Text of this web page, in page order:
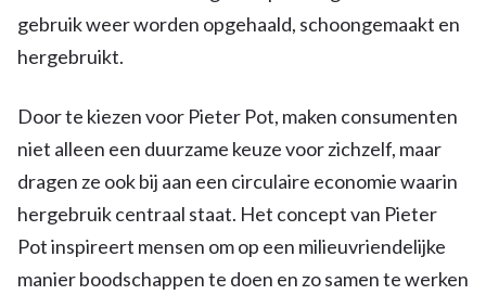
gebruik weer worden opgehaald, schoongemaakt en
hergebruikt.
Door te kiezen voor Pieter Pot, maken consumenten
niet alleen een duurzame keuze voor zichzelf, maar
dragen ze ook bij aan een circulaire economie waarin
hergebruik centraal staat. Het concept van Pieter
Pot inspireert mensen om op een milieuvriendelijke
manier boodschappen te doen en zo samen te werken